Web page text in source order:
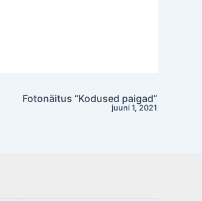
Fotonäitus “Kodused paigad”
juuni 1, 2021